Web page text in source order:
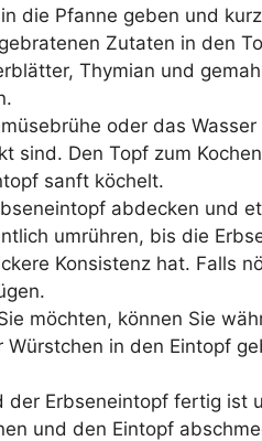
die Pfanne geben und
Zutaten in den
Thymian und
oder das
sind. Den Topf zum
sanft köchelt.
abdecken und
umrühren, bis die
Konsistenz hat. Falls
möchten, können Sie
Würstchen in den Eintopf
der Erbseneintopf fertig ist
und den Eintopf